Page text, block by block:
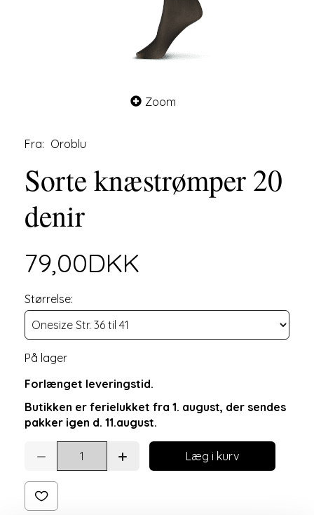
Zoom
Fra: Oroblu
Sorte knæstrømper 20
denir
79,00DKK
Størrelse:
På lager
Forlænget leveringstid.
Butikken er ferielukket fra 1. august, der sendes
pakker igen d. 11.august.
Læg i kurv